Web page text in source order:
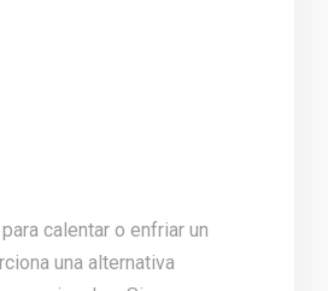
calentar o enfriar un
una alternativa